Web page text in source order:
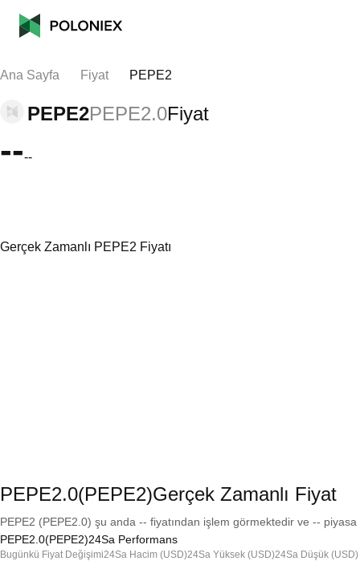
Ana Sayfa Fiyat PEPE2
PEPE2PEPE2.0Fiyat
----
Gerçek Zamanlı PEPE2 Fiyatı
PEPE2.0(PEPE2)Gerçek Zamanlı Fiyat
PEPE2 (PEPE2.0) şu anda -- fiyatından işlem görmektedir ve --
PEPE2.0(PEPE2)24Sa Performans
Bugünkü Fiyat Değişimi24Sa Hacim (USD)24Sa Yüksek (USD)24Sa Düşük (USD)